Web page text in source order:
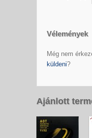
Vélemények
Még nem
küldeni?
Ajánlott